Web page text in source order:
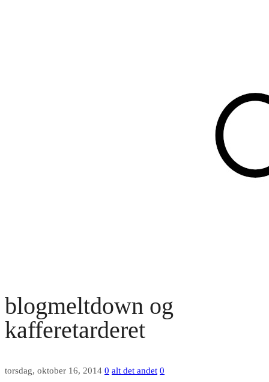
blogmeltdown og
kafferetarderet
torsdag, oktober 16, 2014 0 alt det andet 0